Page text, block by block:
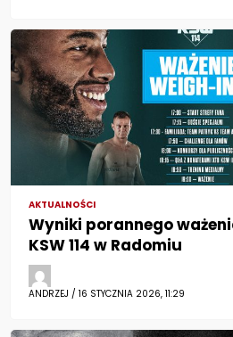
AKTUALNOŚCI
Wyniki porannego
KSW 114 w Radomiu
ANDRZEJ / 16 STYCZNIA 2026, 11:29